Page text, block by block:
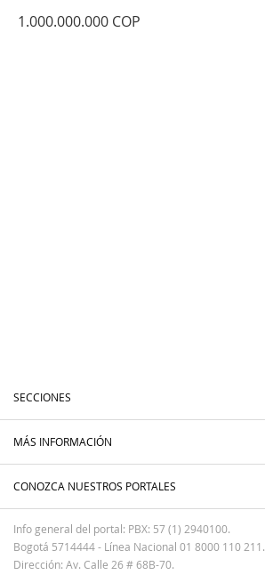
1.000.000.000 COP
SECCIONES
MÁS INFORMACIÓN
CONOZCA NUESTROS PORTALES
Info general del portal: PBX: 57 (1) 2940100.
Bogotá 5714444 - Línea Nacional 01 8000 110 211.
Dirección: Av. Calle 26 # 68B-70.